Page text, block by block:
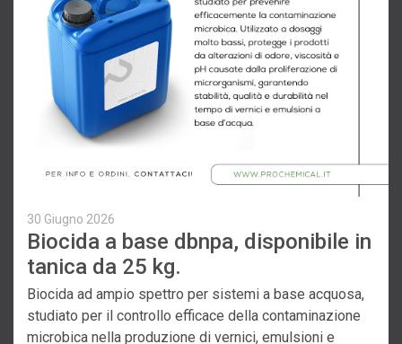
30 Giugno 2026
Biocida a base dbnpa, disponibile in
tanica da 25 kg.
Biocida ad ampio spettro per sistemi a base acquosa,
studiato per il controllo efficace della contaminazione
microbica nella produzione di vernici, emulsioni e